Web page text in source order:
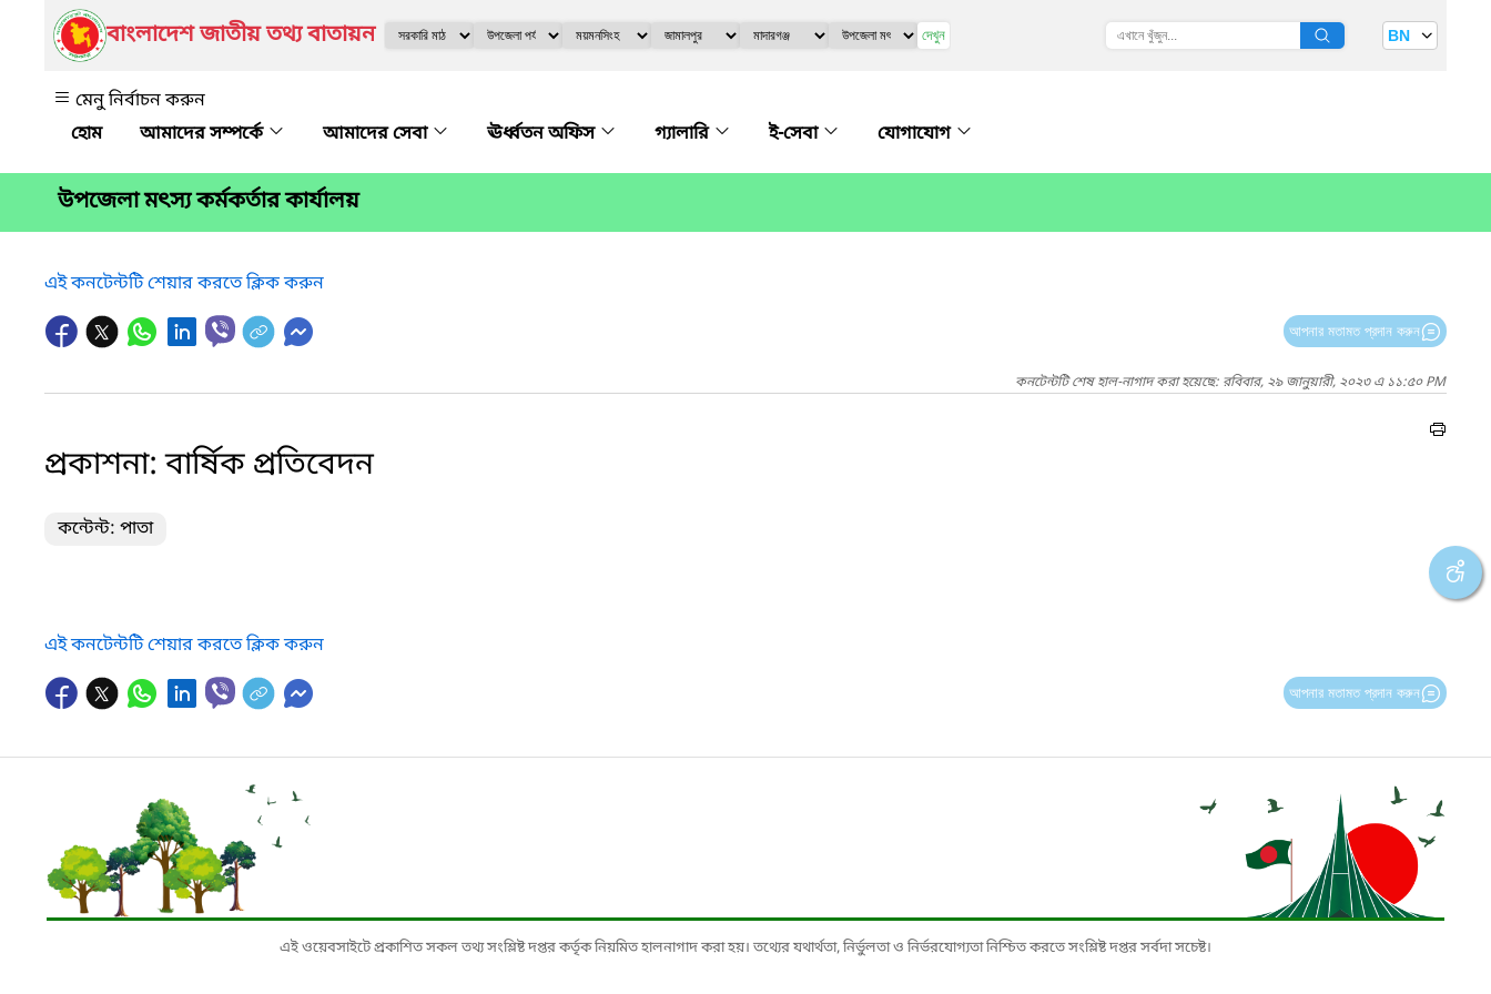
বাংলাদেশ জাতীয় তথ্য বাতায়ন দেখুন BN
মেনু নির্বাচন করুন
আমাদের সম্পর্কে
আমাদের সেবা ঊর্ধ্বতন অফিস গ্যালারি ই-সেবা যোগাযোগ
উপজেলা মৎস্য কর্মকর্তার কার্যালয়
এই কনটেন্টটি শেয়ার করতে ক্লিক করুন
আপনার মতামত প্রদান করুন
কনটেন্টটি শেষ হাল-নাগাদ করা হয়েছে: রবিবার, ২৯ জানুয়ারী, ২০২৩ এ ১১:৫০ PM
প্রকাশনা: বার্ষিক প্রতিবেদন
কন্টেন্ট: পাতা
এই কনটেন্টটি শেয়ার করতে ক্লিক করুন
আপনার মতামত প্রদান করুন
এই ওয়েবসাইটে প্রকাশিত সকল তথ্য সংশ্লিষ্ট দপ্তর কর্তৃক নিয়মিত হালনাগাদ করা হয়। তথ্যের যথার্থতা, নির্ভুলতা ও নির্ভরযোগ্যতা নিশ্চিত করতে সংশ্লিষ্ট দপ্তর সর্বদা সচেষ্ট।